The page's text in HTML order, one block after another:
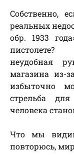
Собственно,
реальных
обр. 1933
пистолете?
неудобная
магазина из-
избыточно
стрельба для
человека
Что мы
повторюсь,